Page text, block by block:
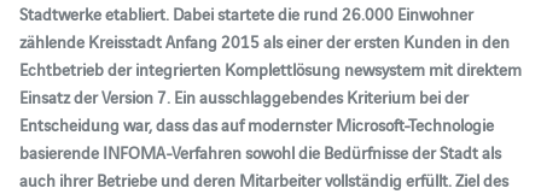
Stadtwerke etabliert. Dabei startete die rund 26.000 Einwohner
zählende Kreisstadt Anfang 2015 als einer der ersten Kunden in den
Echtbetrieb der integrierten Komplettlösung newsystem mit direktem
Einsatz der Version 7. Ein ausschlaggebendes Kriterium bei der
Entscheidung war, dass das auf modernster Microsoft-Technologie
basierende INFOMA-Verfahren sowohl die Bedürfnisse der Stadt als
auch ihrer Betriebe und deren Mitarbeiter vollständig erfüllt. Ziel des